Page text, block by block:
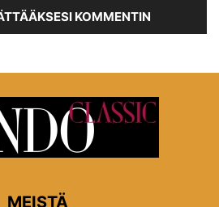
KOMMENTIN
MEISTÄ